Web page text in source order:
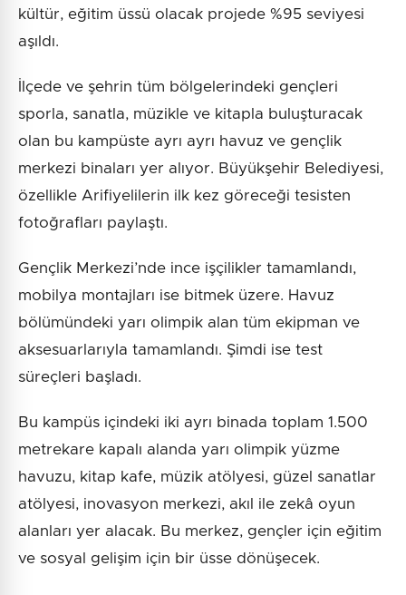
kültür, eğitim üssü olacak projede %95 seviyesi
aşıldı.
İlçede ve şehrin tüm bölgelerindeki gençleri
sporla, sanatla, müzikle ve kitapla buluşturacak
olan bu kampüste ayrı ayrı havuz ve gençlik
merkezi binaları yer alıyor. Büyükşehir Belediyesi,
özellikle Arifiyelilerin ilk kez göreceği tesisten
fotoğrafları paylaştı.
Gençlik Merkezi’nde ince işçilikler tamamlandı,
mobilya montajları ise bitmek üzere. Havuz
bölümündeki yarı olimpik alan tüm ekipman ve
aksesuarlarıyla tamamlandı. Şimdi ise test
süreçleri başladı.
Bu kampüs içindeki iki ayrı binada toplam 1.500
metrekare kapalı alanda yarı olimpik yüzme
havuzu, kitap kafe, müzik atölyesi, güzel sanatlar
atölyesi, inovasyon merkezi, akıl ile zekâ oyun
alanları yer alacak. Bu merkez, gençler için eğitim
ve sosyal gelişim için bir üsse dönüşecek.